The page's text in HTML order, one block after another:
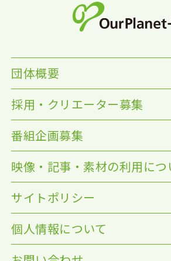
団体概要
採用・クリエーター募集
番組企画募集
映像・記事・素材の利用につ
サイトポリシー
個人情報について